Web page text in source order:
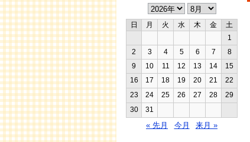
日 月 火 水 木 金
土
1
2
3 4 5 6 7
8
9
10 11 12 13 14
15
16
17 18 19 20 21
22
23
24 25 26 27 28
29
30
31
« 先月 今月 来月 »